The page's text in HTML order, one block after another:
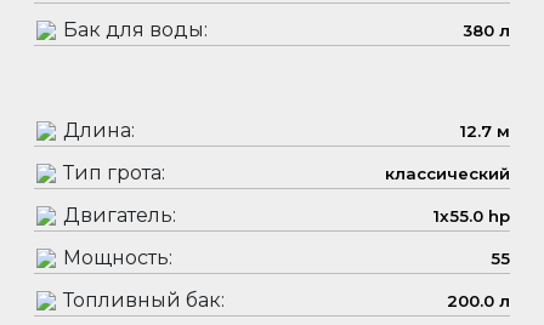
Бак для воды: 380 л
Длина: 12.7 м
Тип грота: классический
Двигатель: 1x55.0 hp
Мощность: 55
Топливный бак: 200.0 л